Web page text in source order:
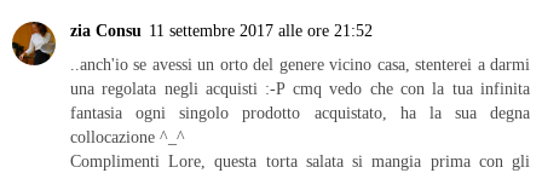
zia Consu 11 settembre 2017 alle ore 21:52
..anch'io se avessi un orto del genere vicino casa, stenterei a darmi
una regolata negli acquisti :-P cmq vedo che con la tua infinita
fantasia ogni singolo prodotto acquistato, ha la sua degna
collocazione ^_^
Complimenti Lore, questa torta salata si mangia prima con gli